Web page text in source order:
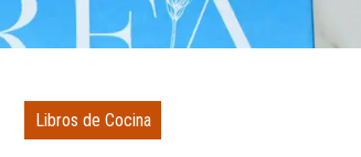
Libros de Cocina